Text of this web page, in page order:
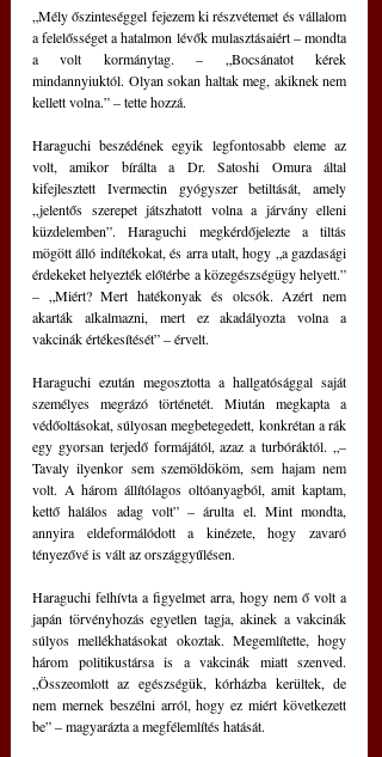
„Mély őszinteséggel fejezem ki részvétemet és vállalom
a felelősséget a hatalmon lévők mulasztásaiért – mondta
a volt kormánytag. – „Bocsánatot kérek
mindannyiuktól. Olyan sokan haltak meg, akiknek nem
kellett volna.” – tette hozzá.
Haraguchi beszédének egyik legfontosabb eleme az
volt, amikor bírálta a Dr. Satoshi Omura által
kifejlesztett Ivermectin gyógyszer betiltását, amely
„jelentős szerepet játszhatott volna a járvány elleni
küzdelemben”. Haraguchi megkérdőjelezte a tiltás
mögött álló indítékokat, és arra utalt, hogy „a gazdasági
érdekeket helyezték előtérbe a közegészségügy helyett.”
– „Miért? Mert hatékonyak és olcsók. Azért nem
akarták alkalmazni, mert ez akadályozta volna a
vakcinák értékesítését” – érvelt.
Haraguchi ezután megosztotta a hallgatósággal saját
személyes megrázó történetét. Miután megkapta a
védőoltásokat, súlyosan megbetegedett, konkrétan a rák
egy gyorsan terjedő formájától, azaz a turbóráktól. „–
Tavaly ilyenkor sem szemöldököm, sem hajam nem
volt. A három állítólagos oltóanyagból, amit kaptam,
kettő halálos adag volt” – árulta el. Mint mondta,
annyira eldeformálódott a kinézete, hogy zavaró
tényezővé is vált az országgyűlésen.
Haraguchi felhívta a figyelmet arra, hogy nem ő volt a
japán törvényhozás egyetlen tagja, akinek a vakcinák
súlyos mellékhatásokat okoztak. Megemlítette, hogy
három politikustársa is a vakcinák miatt szenved.
„Összeomlott az egészségük, kórházba kerültek, de
nem mernek beszélni arról, hogy ez miért következett
be” – magyarázta a megfélemlítés hatását.